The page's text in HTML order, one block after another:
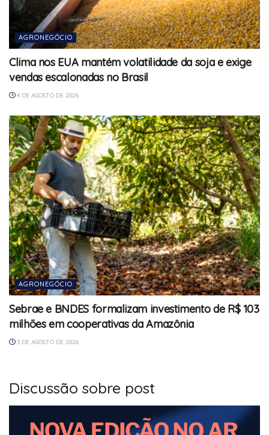
AGRONEGÓCIO
Clima nos EUA mantém volatilidade da soja e exige
vendas escalonadas no Brasil
4 DE AGOSTO DE 2026
AGRONEGÓCIO
Sebrae e BNDES formalizam investimento de R$ 103
milhões em cooperativas da Amazônia
3 DE AGOSTO DE 2026
Discussão sobre post